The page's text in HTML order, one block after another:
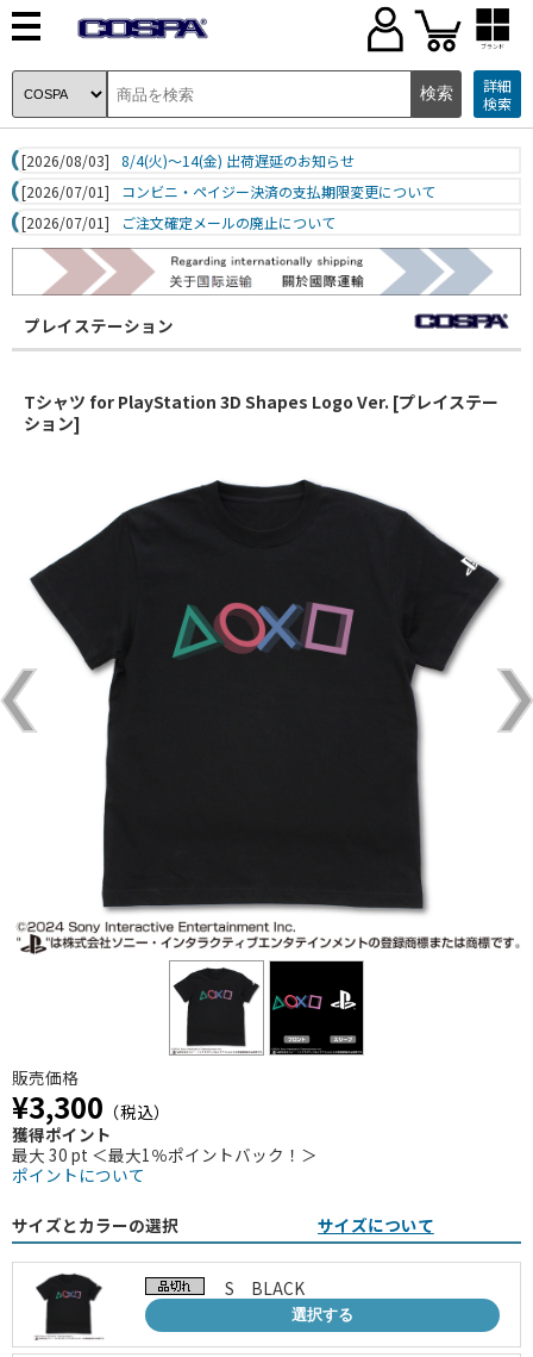
ブランド
詳細
検索
[2026/08/03]
8/4(火)～14(金) 出荷遅延のお知らせ
[2026/07/01]
コンビニ・ペイジー決済の支払期限変更について
[2026/07/01]
ご注文確定メールの廃止について
プレイステーション
Tシャツ for PlayStation 3D Shapes Logo Ver. [プレイステー
ション]
販売価格
¥3,300 （税込）
獲得ポイント
最大 30 pt ＜最大1％ポイントバック！＞
ポイントについて
サイズとカラーの選択 サイズについて
S BLACK
選択する